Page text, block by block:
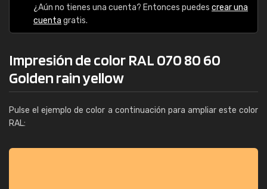
¿Aún no tienes una cuenta? Entonces puedes crear una
cuenta gratis.
Impresión de color RAL 070 80 60
Golden rain yellow
Pulse el ejemplo de color a continuación para ampliar este color
RAL: